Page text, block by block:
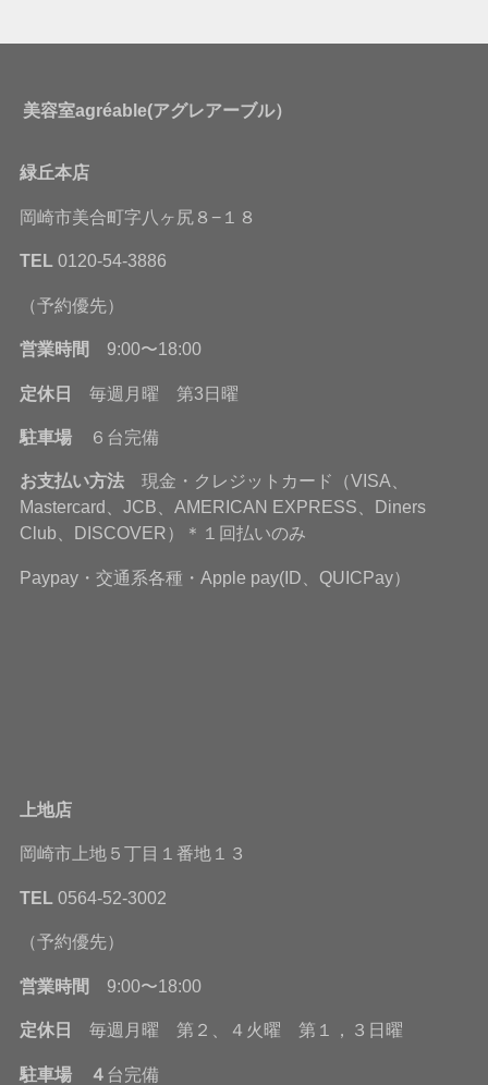
美容室agréable(アグレアーブル）
緑丘本店
岡崎市美合町字八ヶ尻８−１８
TEL 0120-54-3886
（予約優先）
営業時間 9:00〜18:00
定休日 毎週月曜 第3日曜
駐車場 ６台完備
お支払い方法現金・クレジットカード（VISA、
Mastercard、JCB、AMERICAN EXPRESS、Diners
Club、DISCOVER）＊１回払いのみ
Paypay・交通系各種・Apple pay(ID、QUICPay）
上地店
岡崎市上地５丁目１番地１３
TEL 0564-52-3002
（予約優先）
営業時間 9:00〜18:00
定休日 毎週月曜 第２、４火曜 第１，３日曜
駐車場 ４ 台完備